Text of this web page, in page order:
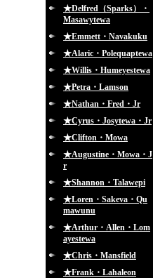
★Delfred（Sparks）・
Masawytewa
★Emmett・Navakuku
★Alaric・Polequaptewa
★Willis・Humeyestewa
★Petra・Lamson
★Nathan・Fred・Jr
★Cyrus・Josytewa・Jr
★Clifton・Mowa
★Augustine・Mowa・J
r
★Shannon・Talawepi
★Loren・Sakeva・Qu
mawunu
★Arthur・Allen・Lom
ayestewa
★Chris・Mansfield
★Frank・Lahaleon